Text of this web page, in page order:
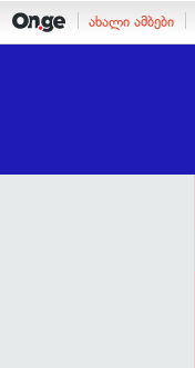
ახალი ამბები